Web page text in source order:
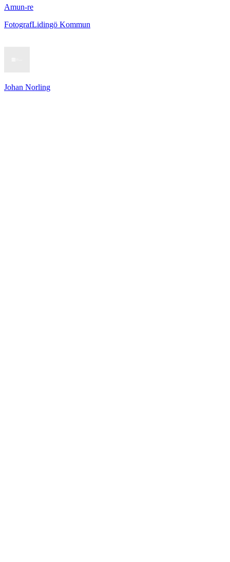
Amun-re
FotografLidingö Kommun
Johan Norling